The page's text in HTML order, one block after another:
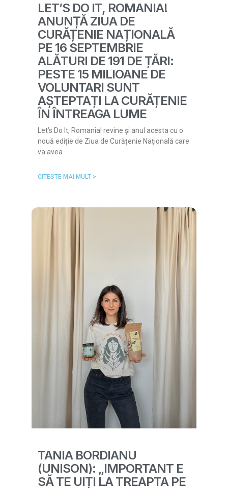
LET’S DO IT, ROMANIA!
ANUNȚĂ ZIUA DE
CURĂȚENIE NAȚIONALĂ
PE 16 SEPTEMBRIE
ALĂTURI DE 191 DE ȚĂRI:
PESTE 15 MILIOANE DE
VOLUNTARI SUNT
AȘTEPTAȚI LA CURĂȚENIE
ÎN ÎNTREAGA LUME
Let’s Do It, Romania! revine și anul acesta cu o
nouă ediție de Ziua de Curățenie Națională care
va avea
CITESTE MAI MULT >
TANIA BORDIANU
(UNISON): „IMPORTANT E
SĂ TE UIȚI LA TREAPTA PE